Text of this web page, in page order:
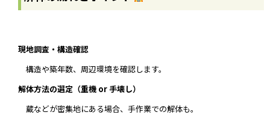
現地調査・構造確認
構造や築年数、周辺環境を確認します。
解体方法の選定（重機 or 手壊し）
蔵などが密集地にある場合、手作業での解体も。